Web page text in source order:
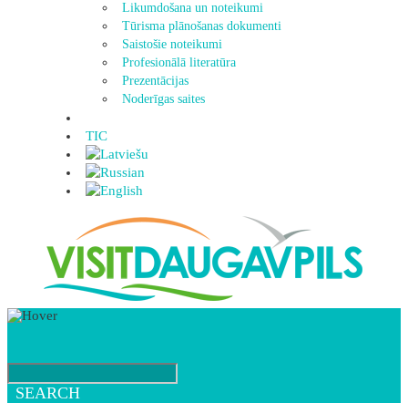
Likumdošana un noteikumi
Tūrisma plānošanas dokumenti
Saistošie noteikumi
Profesionālā literatūra
Prezentācijas
Noderīgas saites
TIC
SEARCH